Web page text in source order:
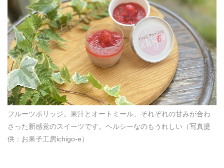
フルーツポリッジ。果汁とオートミール、それぞれの甘みが合わ
さった新感覚のスイーツです。ヘルシーなのもうれしい（写真提
供：お果子工房ichigo-e）